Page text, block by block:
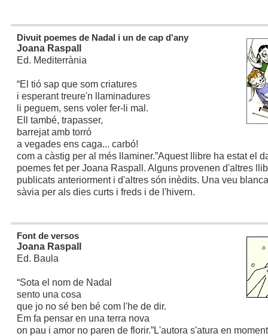
Divuit poemes de Nadal i un de cap d'any
Joana Raspall
Ed. Mediterrània
“El tió sap que som criatures
i esperant treure'n llaminadures
li peguem, sens voler fer-li mal.
Ell també, trapasser,
barrejat amb torró
a vegades ens caga... carbó!
com a càstig per al més llaminer.”Aquest llibre ha estat el
poemes fet per Joana Raspall. Alguns provenen d'altres
publicats anteriorment i d'altres són inèdits. Una veu
sàvia per als dies curts i freds i de l'hivern.
Font de versos
Joana Raspall
Ed. Baula
“Sota el nom de Nadal
sento una cosa
que jo no sé ben bé com l'he de dir.
Em fa pensar en una terra nova
on pau i amor no paren de florir.”L'autora s'atura en